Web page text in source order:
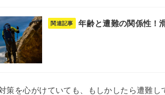
関連記事 年齢と遭難の関係性！
策を心がけていても、もしかしたら遭難し